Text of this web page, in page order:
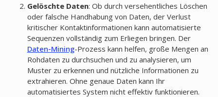
Gelöschte Daten: Ob durch versehentliches Löschen
oder falsche Handhabung von Daten, der Verlust
kritischer Kontaktinformationen kann automatisierte
Sequenzen vollständig zum Erliegen bringen. Der
Daten-Mining-Prozess kann helfen, große Mengen an
Rohdaten zu durchsuchen und zu analysieren, um
Muster zu erkennen und nützliche Informationen zu
extrahieren. Ohne genaue Daten kann Ihr
automatisiertes System nicht effektiv funktionieren.